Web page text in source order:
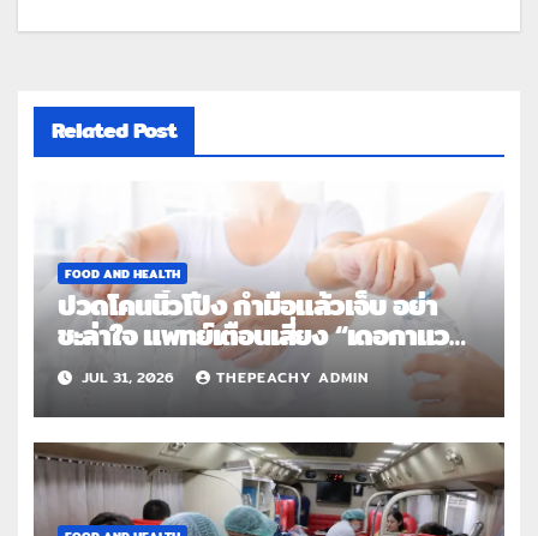
Related Post
FOOD AND HEALTH
ปวดโคนนิ้วโป้ง กำมือแล้วเจ็บ อย่า
ชะล่าใจ แพทย์เตือนเสี่ยง “เดอกาแวง”
โรคปลอกหุ้มเอ็นอักเสบจากการใช้งาน
ซ้ำJUL 31, 2026 THEPEACHY ADMIN